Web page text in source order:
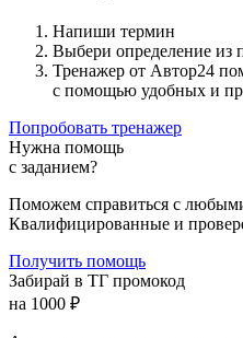
Напиши термин
Выбери определение из
Тренажер от Автор24
с помощью удобных и
Попробовать тренажер
Нужна помощь
с заданием?
Поможем справиться с
Квалифицированные и
Получить помощь
Забирай в ТГ промокод
на 1000 ₽